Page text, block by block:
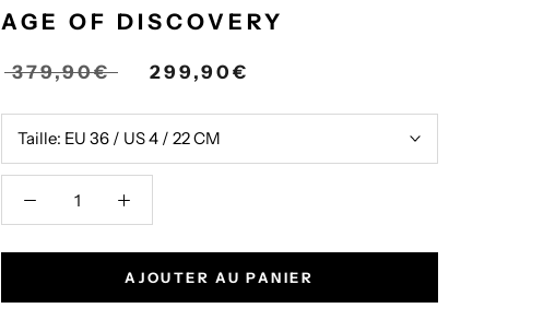
AGE OF DISCOVERY
379,90€ 299,90€
Taille: EU 36 / US 4 / 22 CM
AJOUTER AU PANIER